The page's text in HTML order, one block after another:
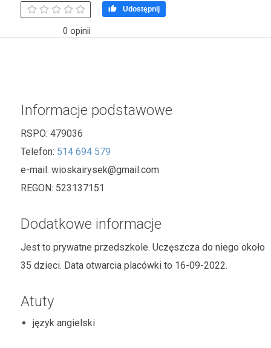
0 opinii
 Udostępnij
Informacje podstawowe
RSPO: 479036
Telefon: 514 694 579
e-mail: wioskairysek@gmail.com
REGON: 523137151
Dodatkowe informacje
Jest to prywatne przedszkole. Uczęszcza do niego około
35 dzieci. Data otwarcia placówki to 16-09-2022.
Atuty
język angielski